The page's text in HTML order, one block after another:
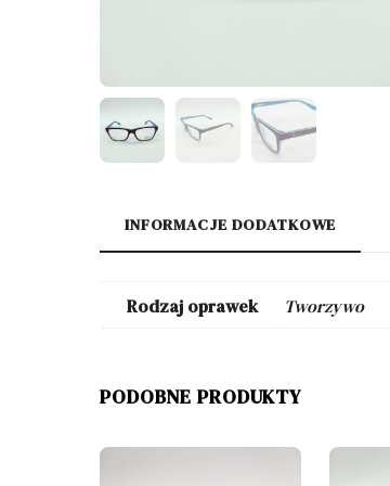
INFORMACJE DODATKOWE
Rodzaj oprawek Tworzywo
PODOBNE PRODUKTY